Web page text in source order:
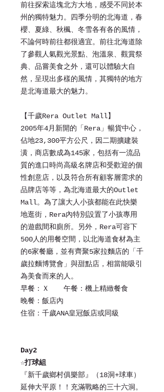
前往探索這塊北方大地，感受不同於本
州的獨特魅力。四季分明的北海道，春
櫻、夏綠、秋楓、冬雪各有各的風情，
不論何時前往都很適宜。前往北海道除
了參觀人氣觀光景點、泡溫泉、觀賞祭
典、品嘗美食之外，還可以體驗大自
然，呈現出多樣的風情，其獨特的地方
是北海道最大的魅力。
【千歲Rera Outlet Mall】
2005年4月新開的「Rera」暢貨中心，
佔地23,300平方公尺，因二期擴建裝
潢，商店數成為145家，包括有一流品
質的進口時尚高級名牌店和受歡迎的個
性創意店，以及符合所有顧客層需求的
品牌店等等，為北海道最大的Outlet
Mall。為了讓大人小孩都能在此快樂
地逛街，Rera內特別設置了小孩專用
的遊戲間和廁所。另外，Rera可容下
500人的用餐空間，以北海道食材為主
的6家餐廳，並有齊聚5家拉麵店的「千
歲拉麵博覽會」與甜點店，相當能吸引
為美食而來的人。
早餐：Ｘ 午餐：機上精緻餐食
晚餐：飯店內
住宿：千歲ANA皇冠飯店或同級
Day2
☆打球組
『新千歲鄉村俱樂部』（18洞+球車）
延伸大平原！！充滿戰略的三十六洞。